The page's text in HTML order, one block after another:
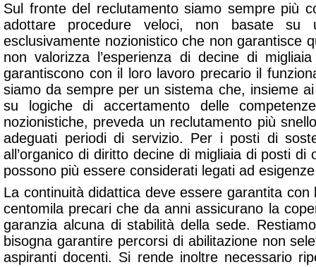
Sul fronte del reclutamento siamo sempre più
adottare procedure veloci, non basate su
esclusivamente nozionistico che non garantisce
non valorizza l’esperienza di decine di
garantiscono con il loro lavoro precario il
siamo da sempre per un sistema che, insieme
su logiche di accertamento delle
nozionistiche, preveda un reclutamento più
adeguati periodi di servizio. Per i posti di
all’organico di diritto decine di migliaia di posti
possono più essere considerati legati ad
La continuità didattica deve essere garantita con
centomila precari che da anni assicurano la
garanzia alcuna di stabilità della sede.
bisogna garantire percorsi di abilitazione non
aspiranti docenti. Si rende inoltre necessario